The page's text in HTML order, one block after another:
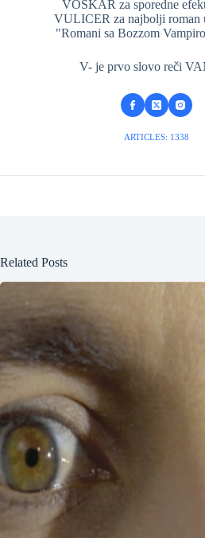
VOSKAR za sporedne
VULICER za najbolji roman
"Romani sa Bozzom
V- je prvo slovo reči
ARTICLES: 1338
Related Posts